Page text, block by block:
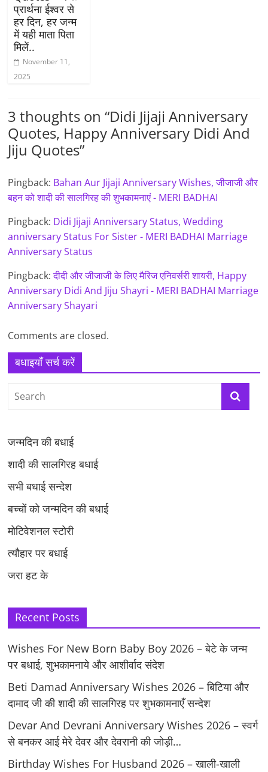
प्रार्थना ईश्वर से
हर दिन, हर जन्म
में यही माता पिता
मिलें..
November 11,
2025
3 thoughts on “Didi Jijaji Anniversary
Quotes, Happy Anniversary Didi And
Jiju Quotes”
Pingback: Bahan Aur Jijaji Anniversary Wishes, जीजाजी और
बहन को शादी की सालगिरह की शुभकामनाएं - MERI BADHAI
Pingback: Didi Jijaji Anniversary Status, Wedding
anniversary Status For Sister - MERI BADHAI Marriage
Anniversary Status
Pingback:दीदी और जीजाजी के लिए मैरिज एनिवर्सरी शायरी, Happy
Anniversary Didi And Jiju Shayri - MERI BADHAI Marriage
Anniversary Shayari
Comments are closed.
बधाइयाँ सर्च करें
जन्मदिन की बधाई
शादी की सालगिरह बधाई
सभी बधाई सन्देश
बच्चों को जन्मदिन की बधाई
मोटिवेशनल स्टोरी
त्यौहार पर बधाई
जरा हट के
Recent Posts
Wishes For New Born Baby Boy 2026 – बेटे के जन्म
पर बधाई, शुभकामनाये और आशीर्वाद संदेश
Beti Damad Anniversary Wishes 2026 – बिटिया और
दामाद जी की शादी की सालगिरह पर शुभकामनाएँ सन्देश
Devar And Devrani Anniversary Wishes 2026 – स्वर्ग
से बनकर आई मेरे देवर और देवरानी की जोड़ी…
Birthday Wishes For Husband 2026 – खाली-खाली